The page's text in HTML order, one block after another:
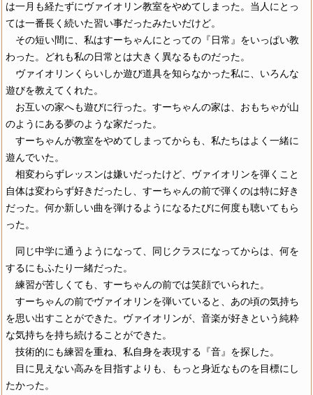
は一月も経たずにヴァイオリン教室をやめてしまった。当人にとっ
ては一番長く続いた習い事だったみたいだけど。
その短い間に、私はすーちゃんにとっての『日常』をいっぱい教
わった。どれも私の日常とは大きく異なるものだった。
ヴァイオリンくらいしか遊び道具を知らなかった私に、いろんな
遊びを教えてくれた。
お互いの家へも遊びに行った。すーちゃんの家は、おもちゃが山
のようにある夢のような家だった。
すーちゃんが教室をやめてしまってからも、私たちはよく一緒に
遊んでいた。
相変わらずレッスンは嫌いだったけど、ヴァイオリンを弾くこと
自体は変わらず好きだったし、すーちゃんの前で弾くのは特に好き
だった。何か新しい曲を弾けるようになるたびに何度も聴いてもら
った。
同じ中学に通うようになって、同じクラスになってからは、何を
するにもふたり一緒だった。
練習が苦しくても、すーちゃんの前では笑顔でいられた。
すーちゃんの前でヴァイオリンを弾いていると、あの頃の気持ち
を思い出すことができた。ヴァイオリンが、音楽が好きという純粋
な気持ちを持ち続けることができた。
技術的にも練習を重ね、私自身を表現する『音』を探した。
目に見えない高みを目指すよりも、もっと身近なものを目標にし
たかった。